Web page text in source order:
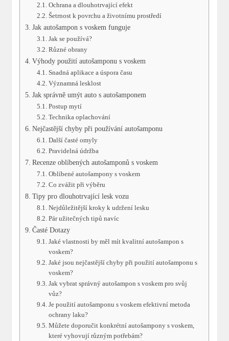
Ochrana a dlouhotrvající efekt
Šetrnost k povrchu a životnímu prostředí
Jak autošampon s voskem funguje
Jak se používá?
Různé obrany
Výhody použití autošamponu s voskem
Snadná aplikace a úspora času
Významná lesklost
Jak správně umýt auto s autošamponem
Postup mytí
Technika oplachování
Nejčastější chyby při používání autošamponu
Další časté omyly
Pravidelná údržba
Recenze oblíbených autošamponů s voskem
Oblíbené autošampony s voskem
Co zvážit při výběru
Tipy pro dlouhotrvající lesk vozu
Nejdůležitější kroky k udržení lesku
Pár užitečných tipů navíc
Časté Dotazy
Jaké vlastnosti by měl mít kvalitní autošampon s
voskem?
Jaké jsou nejčastější chyby při použití autošamponu s
voskem?
Jak vybrat správný autošampon s voskem pro svůj
vůz?
Je použití autošamponu s voskem efektivní metoda
ochrany laku?
Můžete doporučit konkrétní autošampony s voskem,
které vyhovují různým potřebám?